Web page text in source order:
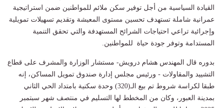
القيادة السياسية من أجل توفير سكن ملائم للمواطنين ضمن استراتيجية
عمرانية شاملة تستهدف تحسين مستوى المعيشة وتقديم تسهيلات تمويلية
وإجرائية تراعي احتياجات الشرائح المستهدفة والتي تحقق التنمية
المستدامة وتوفر جودة حياة للمواطنين.
بدوره قال المهندس هشام درويش- مستشار الوزارة والمشرف على قطاع
التشييد والمقاولات - ورئيس مجلس إدارة صندوق تمويل المساكن، إنه
طبقا لكراسة شروط تم بيع الـ(320) وحدة سكنية بامتداد الحي الثاني
بمدينة العبور، وكان من المخطط لها التسليم في منتصف شهر سبتمبر